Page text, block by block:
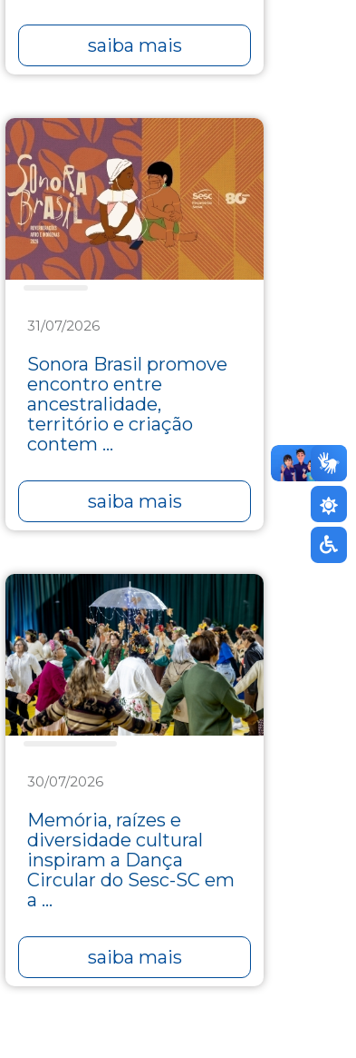
saiba mais
31/07/2026
Sonora Brasil promove
encontro entre
ancestralidade,
território e criação
contem ...
saiba mais
30/07/2026
Memória, raízes e
diversidade cultural
inspiram a Dança
Circular do Sesc-SC em
a ...
saiba mais